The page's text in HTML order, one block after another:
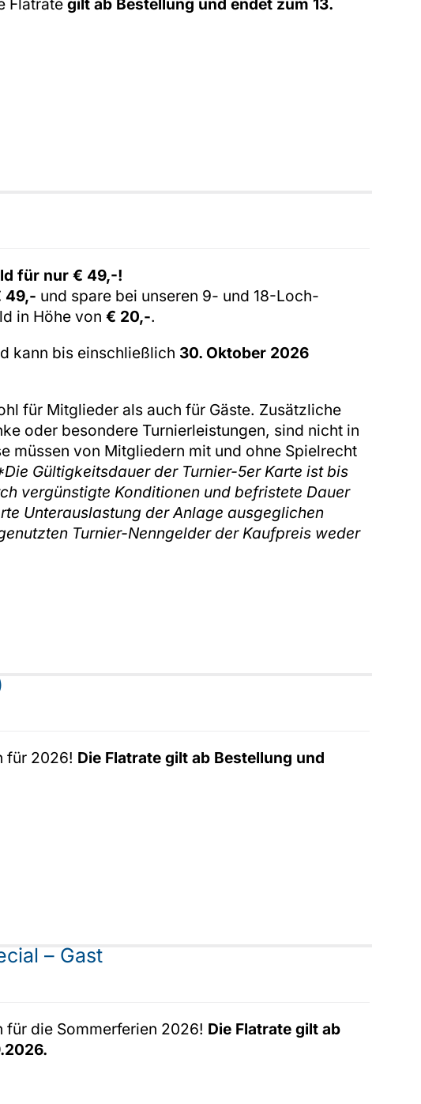
Flatrategilt ab Bestellung und endet zum 13.
für nur € 49,-!
49,- und spare bei unseren 9- und 18-Loch-
in Höhe von€ 20,-.
kann bis einschließlich 30. Oktober 2026
für Mitglieder als auch für Gäste. Zusätzliche
oder besondere Turnierleistungen, sind nicht in
müssen von Mitgliedern mit und ohne Spielrecht
Gültigkeitsdauer der Turnier-5er Karte ist bis
vergünstigte Konditionen und befristete Dauer
Unterauslastung der Anlage ausgeglichen
Turnier-Nenngelder der Kaufpreis weder
für 2026! Die Flatrate gilt ab Bestellung und
– Gast
für die Sommerferien 2026! Die Flatrate gilt ab